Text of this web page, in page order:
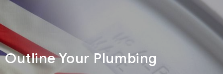
Outline Your Plumbing